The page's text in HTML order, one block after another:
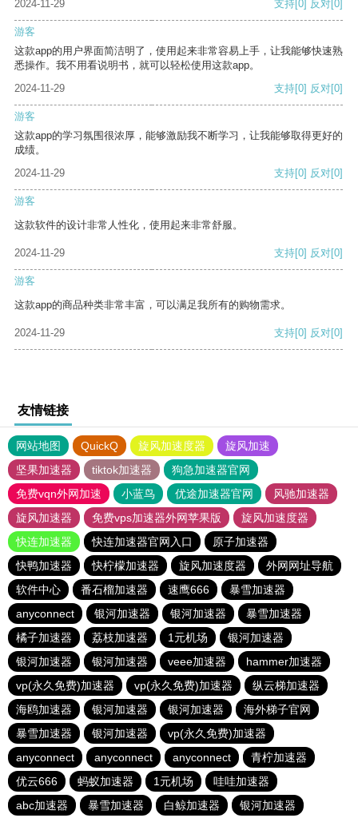
2024-11-29
支持[0] 反对[0]
游客
这款app的用户界面简洁明了，使用起来非常容易上手，让我能够快速熟
悉操作。我不用看说明书，就可以轻松使用这款app。
2024-11-29
支持[0] 反对[0]
游客
这款app的学习氛围很浓厚，能够激励我不断学习，让我能够取得更好的
成绩。
2024-11-29
支持[0] 反对[0]
游客
这款软件的设计非常人性化，使用起来非常舒服。
2024-11-29 支持[0] 反对[0]
游客
这款app的商品种类非常丰富，可以满足我所有的购物需求。
2024-11-29 支持[0] 反对[0]
友情链接
网站地图 QuickQ 旋风加速度器
旋风加速
坚果加速器
tiktok加速器
狗急加速器官网
免费vqn外网加速
小蓝鸟 优途加速器官网
风驰加速器
旋风加速器
免费vps加速器外网苹果版
旋风加速度器
快连加速器
快连加速器官网入口
原子加速器
快鸭加速器
快柠檬加速器 旋风加速度器
外网网址导航
软件中心
番石榴加速器 速鹰666
暴雪加速器
anyconnect
银河加速器 银河加速器
暴雪加速器
橘子加速器
荔枝加速器 1元机场
银河加速器
银河加速器
银河加速器 veee加速器
hammer加速器
vp(永久免费)加速器
vp(永久免费)加速器
纵云梯加速器
海鸥加速器
银河加速器 银河加速器
海外梯子官网
暴雪加速器
银河加速器
vp(永久免费)加速器
anyconnect
anyconnect anyconnect
青柠加速器
优云666
蚂蚁加速器 1元机场
哇哇加速器
abc加速器
暴雪加速器 白鲸加速器 银河加速器